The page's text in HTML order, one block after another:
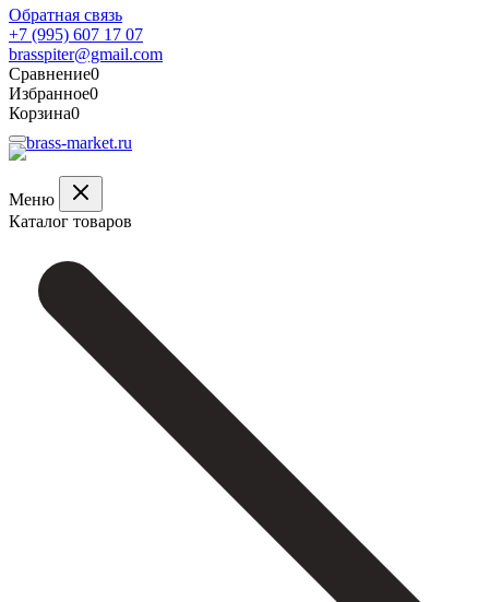
Обратная связь
+7 (995) 607 17 07
brasspiter@gmail.com
Сравнение0
Избранное0
Корзина0
Меню
Каталог товаров